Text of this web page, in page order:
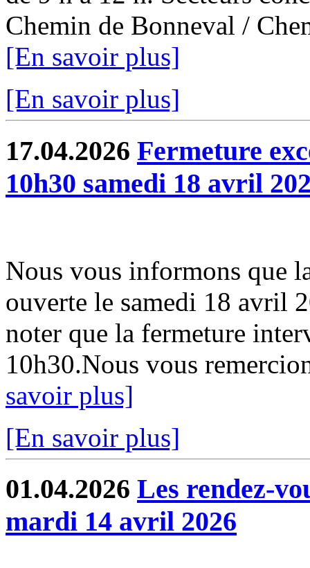
Chemin de Bonneval /
[En savoir plus]
[En savoir plus]
17.04.2026 Fermeture
10h30 samedi 18 avril
Nous vous informons que
ouverte le samedi 18 avril
noter que la fermeture
10h30.Nous vous
savoir plus]
[En savoir plus]
01.04.2026 Les rendez-
mardi 14 avril 2026